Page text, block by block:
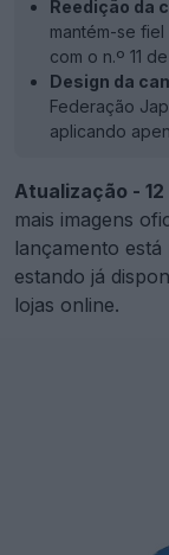
Reedição da
mantém-se
com o n.º 11
Design da
Federação
aplicando
Atualização -
mais imagens
lançamento
estando já
lojas online.